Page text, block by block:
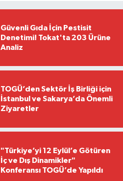
Güvenli Gıda İçin Pestisit
Denetimi! Tokat'ta 203 Ürüne
Analiz
TOGÜ’den Sektör İş Birliği için
İstanbul ve Sakarya’da Önemli
Ziyaretler
"Türkiye’yi 12 Eylül’e Götüren
İç ve Dış Dinamikler"
Konferansı TOGÜ’de Yapıldı